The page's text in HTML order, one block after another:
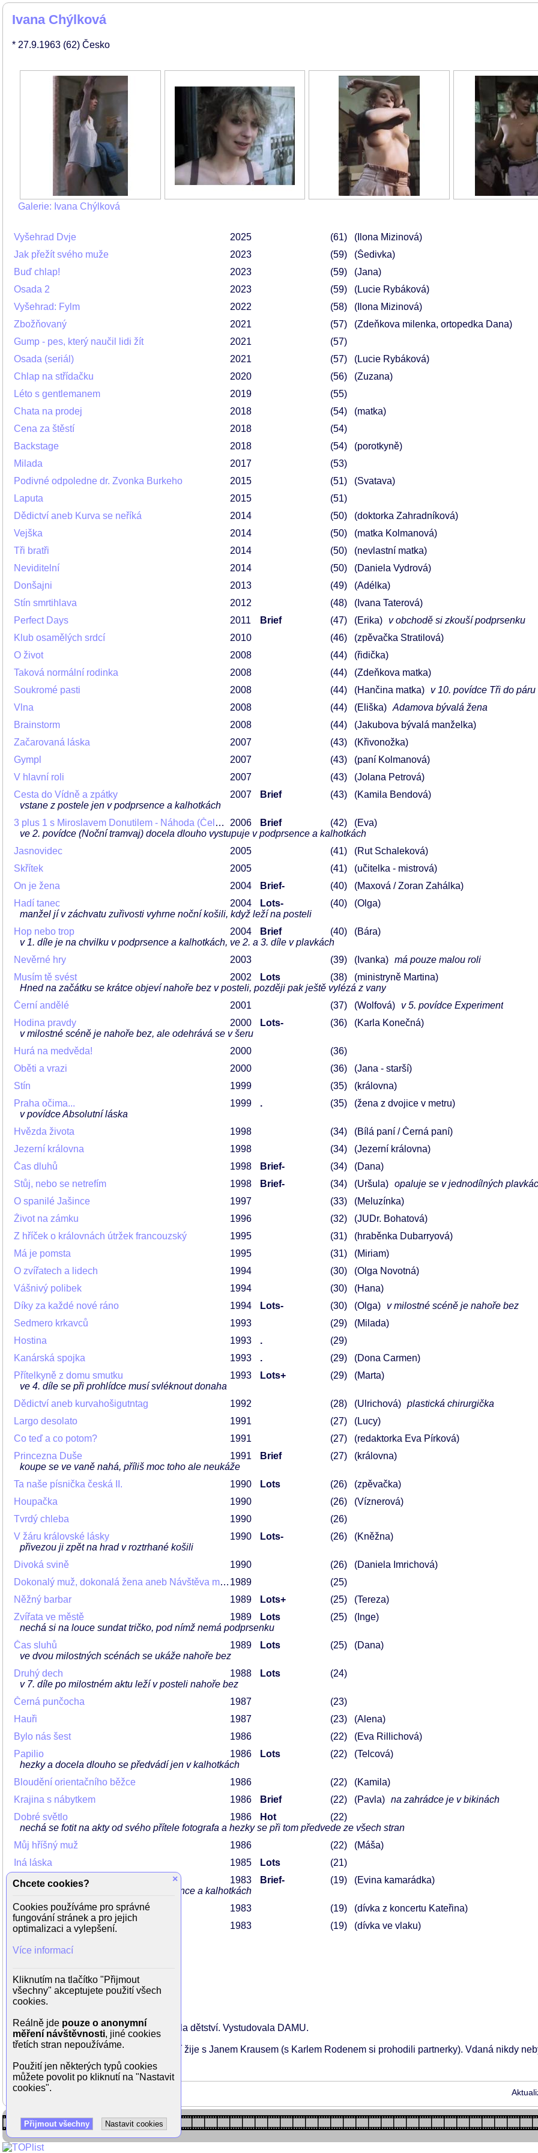
Ivana Chýlková
* 27.9.1963 (62) Česko
Galerie: Ivana Chýlková
Vyšehrad Dvje 2025 61
(Ilona Mizinová)
Jak přežít svého muže
2023 59
(Šedivka)
Buď chlap!
2023 59
(Jana)
Osada 2
2023 59
(Lucie Rybáková)
Vyšehrad: Fylm
2022 58
(Ilona Mizinová)
Zbožňovaný
2021 57
(Zdeňkova milenka, ortopedka Dana)
Gump - pes, který naučil lidi žít
2021
57
Osada (seriál)
2021 57
(Lucie Rybáková)
Chlap na střídačku
2020 56
(Zuzana)
Léto s gentlemanem
2019
55
Chata na prodej
2018 54
(matka)
Cena za štěstí
2018
54
Backstage
2018 54
(porotkyně)
Milada
2017
53
Podivné odpoledne dr. Zvonka Burkeho
2015 51
(Svatava)
Laputa
2015
51
Dědictví aneb Kurva se neříká
2014 50
(doktorka Zahradníková)
Vejška
2014 50
(matka Kolmanová)
Tři bratři
2014 50
(nevlastní matka)
Neviditelní
2014 50
(Daniela Vydrová)
Donšajni
2013 49
(Adélka)
Stín smrtihlava
2012 48
(Ivana Taterová)
Perfect Days
2011 Brief 47 (Erika)
v obchodě si zkouší podprsenku
Klub osamělých srdcí
2010 46
(zpěvačka Stratilová)
O život
2008 44
(řidička)
Taková normální rodinka
2008 44
(Zdeňkova matka)
Soukromé pasti
2008 44 (Hančina matka)
v 10. povídce Tři do páru
Vlna
2008 44 (Eliška)
Adamova bývalá žena
Brainstorm
2008 44
(Jakubova bývalá manželka)
Začarovaná láska
2007 43
(Křivonožka)
Gympl
2007 43
(paní Kolmanová)
V hlavní roli
2007 43
(Jolana Petrová)
Cesta do Vídně a zpátky
2007 Brief 43
(Kamila Bendová)
vstane z postele jen v podprsence a kalhotkách
3 plus 1 s Miroslavem Donutilem - Náhoda (Čelem proti zdi, Noční tramvaj, Expert)
2006 Brief 42
(Eva)
ve 2. povídce (Noční tramvaj) docela dlouho vystupuje v podprsence a kalhotkách
Jasnovidec
2005 41
(Rut Schaleková)
Skřítek
2005 41
(učitelka - mistrová)
On je žena
2004 Brief- 40
(Maxová / Zoran Zahálka)
Hadí tanec
2004 Lots- 40
(Olga)
manžel jí v záchvatu zuřivosti vyhrne noční košili, když leží na posteli
Hop nebo trop
2004 Brief 40
(Bára)
v 1. díle je na chvilku v podprsence a kalhotkách, ve 2. a 3. díle v plavkách
Nevěrné hry
2003 39 (Ivanka)
má pouze malou roli
Musím tě svést
2002 Lots 38
(ministryně Martina)
Hned na začátku se krátce objeví nahoře bez v posteli, později pak ještě vylézá z vany
Černí andělé
2001 37 (Wolfová)
v 5. povídce Experiment
Hodina pravdy
2000 Lots- 36
(Karla Konečná)
v milostné scéně je nahoře bez, ale odehrává se v šeru
Hurá na medvěda!
2000
36
Oběti a vrazi
2000 36
(Jana - starší)
Stín
1999 35
(královna)
Praha očima...
1999 . 35
(žena z dvojice v metru)
v povídce Absolutní láska
Hvězda života
1998 34
(Bílá paní / Černá paní)
Jezerní královna
1998 34
(Jezerní královna)
Čas dluhů
1998 Brief- 34
(Dana)
Stůj, nebo se netrefím
1998 Brief- 34 (Uršula)
opaluje se v jednodílných
O spanilé Jašince
1997 33
(Meluzínka)
Život na zámku
1996 32
(JUDr. Bohatová)
Z hříček o královnách útržek francouzský
1995 31
(hraběnka Dubarryová)
Má je pomsta
1995 31
(Miriam)
O zvířatech a lidech
1994 30
(Olga Novotná)
Vášnivý polibek
1994 30
(Hana)
Díky za každé nové ráno
1994 Lots- 30 (Olga)
v milostné scéně je nahoře bez
Sedmero krkavců
1993 29
(Milada)
Hostina
1993 .
29
Kanárská spojka
1993 . 29
(Dona Carmen)
Přítelkyně z domu smutku
1993 Lots+ 29
(Marta)
ve 4. díle se při prohlídce musí svléknout donaha
Dědictví aneb kurvahošigutntag
1992 28 (Ulrichová)
plastická chirurgička
Largo desolato
1991 27
(Lucy)
Co teď a co potom?
1991 27
(redaktorka Eva Pírková)
Princezna Duše
1991 Brief 27
(královna)
koupe se ve vaně nahá, příliš moc toho ale neukáže
Ta naše písnička česká II.
1990 Lots 26
(zpěvačka)
Houpačka
1990 26
(Víznerová)
Tvrdý chleba
1990
26
V žáru královské lásky
1990 Lots- 26
(Kněžna)
přivezou ji zpět na hrad v roztrhané košili
Divoká svině
1990 26
(Daniela Imrichová)
Dokonalý muž, dokonalá žena aneb Návštěva mladé dámy 1989
25
Něžný barbar
1989 Lots+ 25
(Tereza)
Zvířata ve městě
1989 Lots 25
(Inge)
nechá si na louce sundat tričko, pod nímž nemá podprsenku
Čas sluhů
1989 Lots 25
(Dana)
ve dvou milostných scénách se ukáže nahoře bez
Druhý dech
1988 Lots
24
v 7. díle po milostném aktu leží v posteli nahoře bez
Černá punčocha
1987
23
Hauři
1987 23
(Alena)
Bylo nás šest
1986 22
(Eva Rillichová)
Papilio
1986 Lots 22
(Telcová)
hezky a docela dlouho se předvádí jen v kalhotkách
Bloudění orientačního běžce
1986 22
(Kamila)
Krajina s nábytkem
1986 Brief 22 (Pavla)
na zahrádce je v bikinách
Dobré světlo
1986 Hot
22
nechá se fotit na akty od svého přítele fotografa a hezky se při tom předvede ze všech stran
Můj hříšný muž
1986 22
(Máša)
Iná láska
1985 Lots
21
Samorost
1983 Brief- 19
(Evina kamarádka)
při převlékání vyjde z koupelny v halence a kalhotkách
Faunovo velmi pozdní odpoledne
1983 19
(dívka z koncertu Kateřina)
Katapult
1983 19 (dívka ve vlaku)
Rodinné vztahy
partner Jan Kraus
Narodila se ve Frýdku-Místku, kde prožila dětství. Vystudovala DAMU.
Několik let žila s Karlem Rodenem, nyní žije s Janem Krausem (s Karlem Rodenem si prohodili partnerky). Vdaná nikdy
tom netouží. Má syna Jáchyma.
×
Chcete cookies?
Cookies používáme pro správné
fungování stránek a pro jejich
optimalizaci a vylepšení.
Více informací
Kliknutím na tlačítko "Přijmout
všechny" akceptujete použití všech
cookies.
Reálně jde pouze o anonymní
měření návštěvnosti, jiné cookies
třetích stran nepoužíváme.
Použití jen některých typů cookies
můžete povolit po kliknutí na "Nastavit
cookies".
Přijmout všechny Nastavit cookies